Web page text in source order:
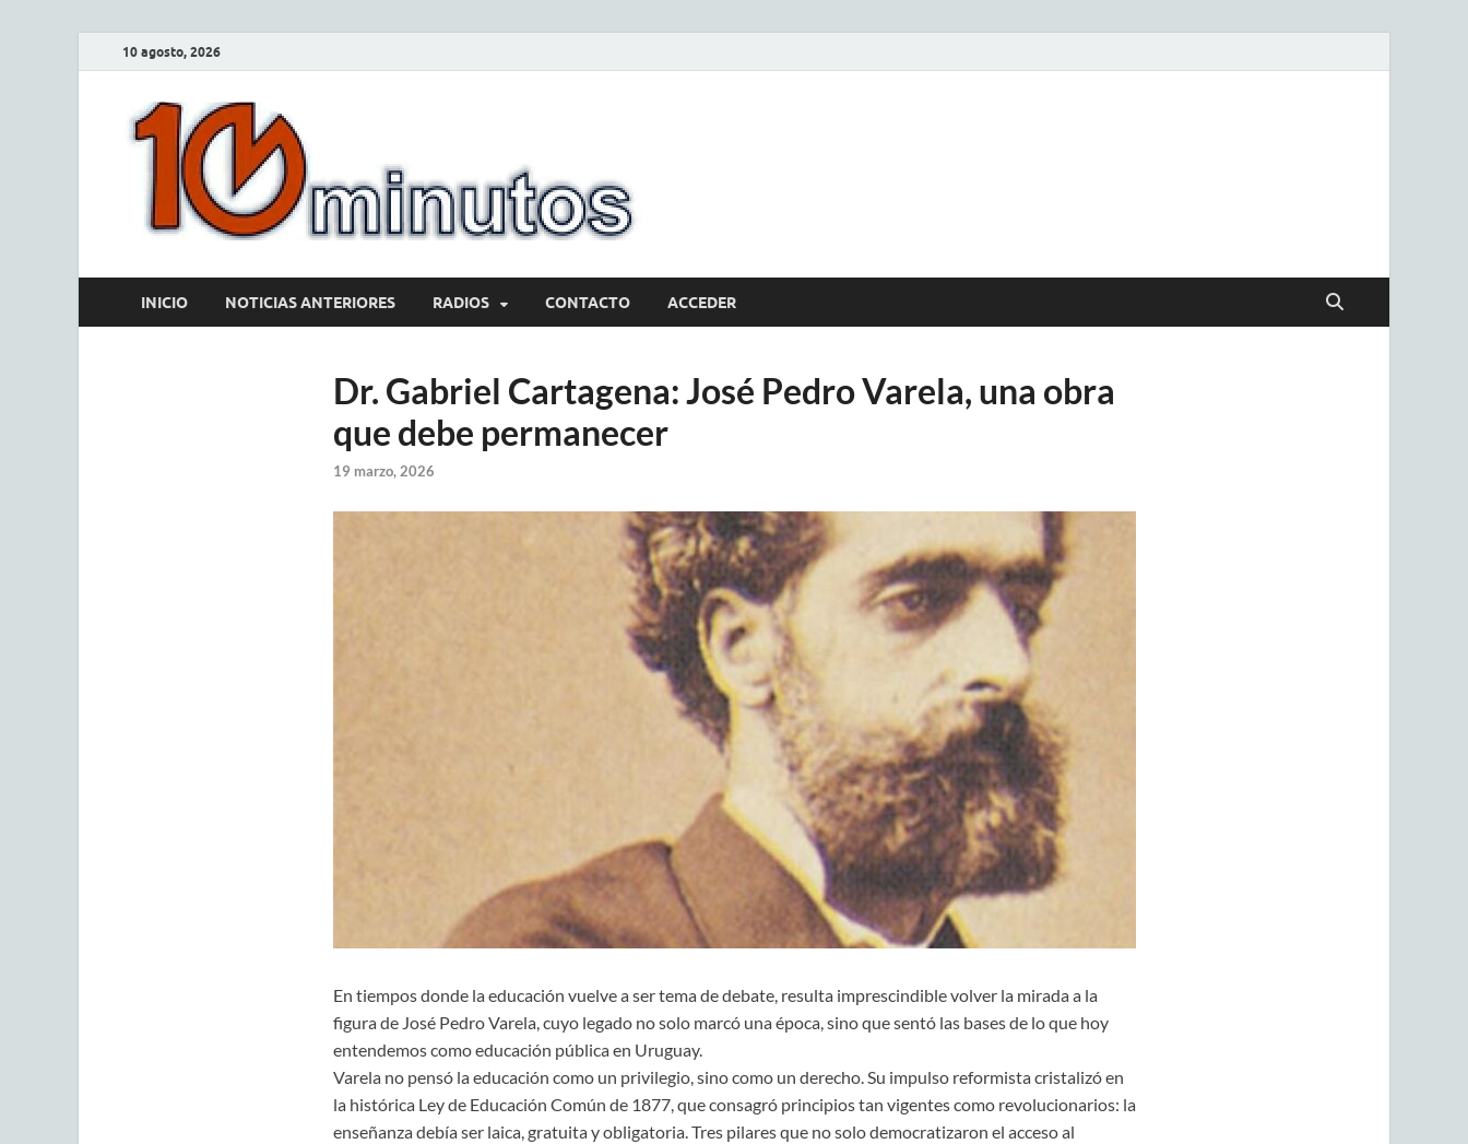
10 agosto, 2026
INICIO NOTICIAS ANTERIORES RADIOS CONTACTO ACCEDER
Dr. Gabriel Cartagena: José Pedro Varela, una obra
que debe permanecer
19 marzo, 2026
En tiempos donde la educación vuelve a ser tema de debate, resulta imprescindible volver la mirada a la
figura de José Pedro Varela, cuyo legado no solo marcó una época, sino que sentó las bases de lo que hoy
entendemos como educación pública en Uruguay.
Varela no pensó la educación como un privilegio, sino como un derecho. Su impulso reformista cristalizó en
la histórica Ley de Educación Común de 1877, que consagró principios tan vigentes como revolucionarios: la
enseñanza debía ser laica, gratuita y obligatoria. Tres pilares que no solo democratizaron el acceso al